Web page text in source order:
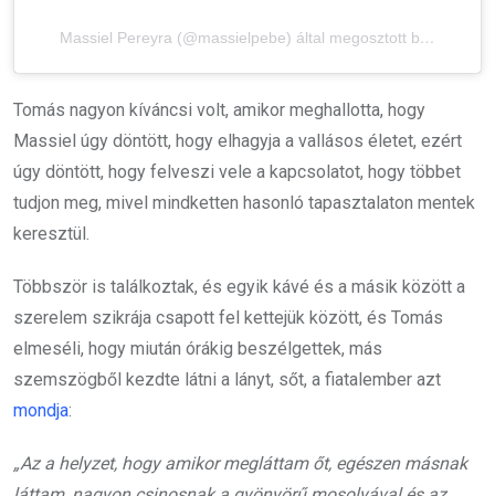
Massiel Pereyra (@massielpebe) által megosztott bejegyzés
Tomás nagyon kíváncsi volt, amikor meghallotta, hogy
Massiel úgy döntött, hogy elhagyja a vallásos életet, ezért
úgy döntött, hogy felveszi vele a kapcsolatot, hogy többet
tudjon meg, mivel mindketten hasonló tapasztalaton mentek
keresztül.
Többször is találkoztak, és egyik kávé és a másik között a
szerelem szikrája csapott fel kettejük között, és Tomás
elmeséli, hogy miután órákig beszélgettek, más
szemszögből kezdte látni a lányt, sőt, a fiatalember azt
mondja:
„Az a helyzet, hogy amikor megláttam őt, egészen másnak